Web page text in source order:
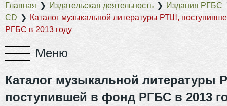
Главная ❯ Издательская деятельность ❯ Издания РГБС
CD ❯ Каталог музыкальной литературы РТШ,
РГБС в 2013 году
Каталог музыкальной литературы
поступившей в фонд РГБС в 2013